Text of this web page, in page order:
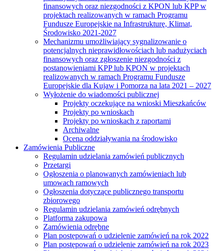
finansowych oraz niezgodności z KPON lub KPP w
projektach realizowanych w ramach Programu
Fundusze Europejskie na Infrastrukturę, Klimat,
Środowisko 2021-2027
Mechanizmu umożliwiający sygnalizowanie o
potencjalnych nieprawidłowościach lub nadużyciach
finansowych oraz zgłoszenie niezgodności z
postanowieniami KPP lub KPON w projektach
realizowanych w ramach Programu Fundusze
Europejskie dla Kujaw i Pomorza na lata 2021 – 2027
Wyłożenie do wiadomości publicznej
Projekty oczekujące na wnioski Mieszkańców
Projekty po wnioskach
Projekty po wnioskach z raportami
Archiwalne
Ocena oddziaływania na środowisko
Zamówienia Publiczne
Regulamin udzielania zamówień publicznych
Przetargi
Ogłoszenia o planowanych zamówieniach lub
umowach ramowych
Ogłoszenia dotyczące publicznego transportu
zbiorowego
Regulamin udzielania zamówień odrębnych
Platforma zakupowa
Zamówienia odrębne
Plan postępowań o udzielenie zamówień na rok 2022
Plan postępowań o udzielenie zamówień na rok 2023